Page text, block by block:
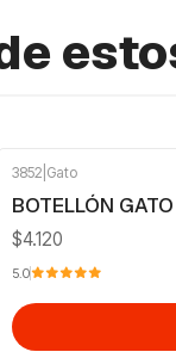
3852 Gato
BOTELLÓN
$4.120
5.0